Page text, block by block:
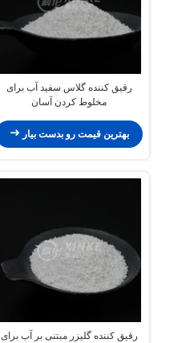
رقیق کننده گلاس سفید آب برای
مخلوط کردن آسان
بهترین قیمت رو بدست بیار
رقیق کننده گلیزر مبتنی بر آب برای